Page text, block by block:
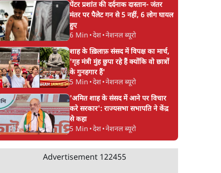
पेंटर प्रशांत की दर्दनाक दास्तान- जंतर
मंतर पर पैलेट गन से 5 नहीं, 6 लोग घायल
हुए
6 Min •देश•नेशनल ब्यूरो
शाह के ख़िलाफ़ संसद में विपक्ष का मार्च,
'गृह मंत्री मुंह छुपा रहे हैं क्योंकि वो छात्रों
के गुनहगार हैं'
5 Min •देश•नेशनल ब्यूरो
'अमित शाह के संसद में आने पर विचार
करे सरकार': राज्यसभा सभापति ने केंद्र
से कहा
5 Min •देश•नेशनल ब्यूरो
Advertisement 122455